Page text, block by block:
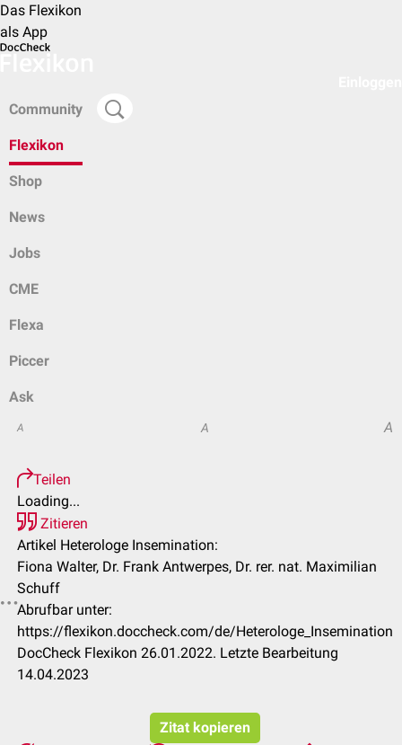
Das Flexikon
als App
Community
Flexikon
Shop
News
Jobs
CME
Flexa
Piccer
Ask
A A A
Teilen
Loading...
Zitieren
Artikel Heterologe Insemination:
Fiona Walter, Dr. Frank Antwerpes, Dr. rer. nat. Maximilian
Schuff
Abrufbar unter:
https://flexikon.doccheck.com/de/Heterologe_Insemination
DocCheck Flexikon 26.01.2022. Letzte Bearbeitung
14.04.2023
Zitat kopieren